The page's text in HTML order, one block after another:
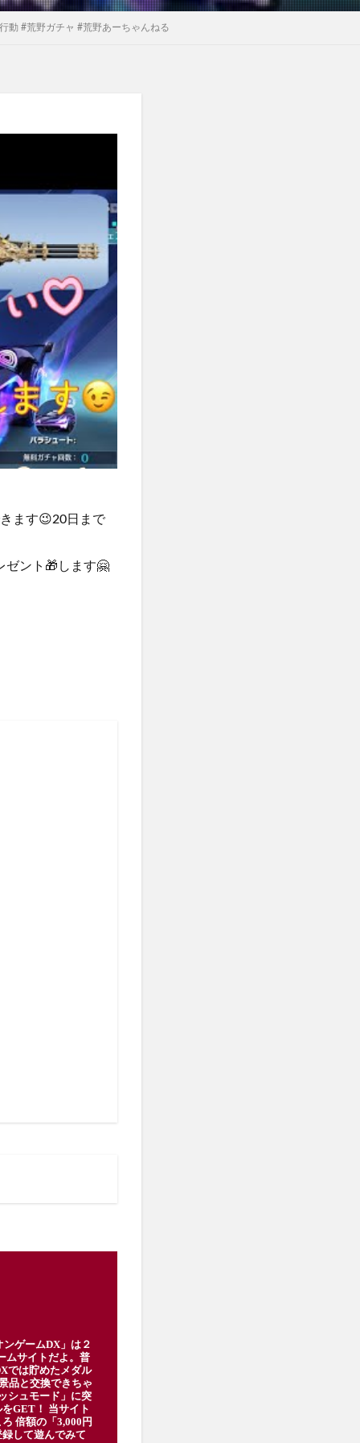
動 #荒野ガチャ #荒野あーちゃんねる
ます😉20日まで
ゼント🎁します🤗
ゲームDX」は２
ムサイトだよ。普
では貯めたメダル
品と交換できちゃ
シュモード」に突
GET！ 当サイト
倍額の「3,000円
して遊んでみて